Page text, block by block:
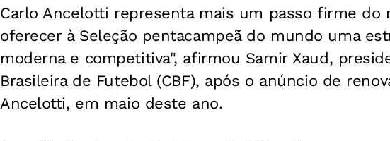
Carlo Ancelotti representa mais um passo firme do
oferecer à Seleção pentacampeã do mundo uma
moderna e competitiva", afirmou Samir Xaud,
Brasileira de Futebol (CBF), após o anúncio de
Ancelotti, em maio deste ano.